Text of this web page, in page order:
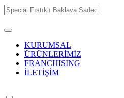
KURUMSAL
ÜRÜNLERİMİZ
FRANCHISING
İLETİŞİM